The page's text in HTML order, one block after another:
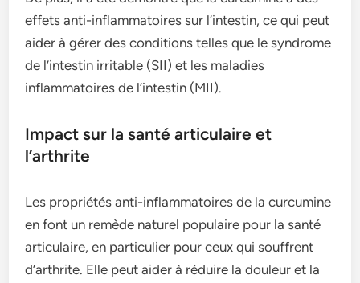
effets anti-inflammatoires sur l’intestin, ce qui peut
aider à gérer des conditions telles que le syndrome
de l’intestin irritable (SII) et les maladies
inflammatoires de l’intestin (MII).
Impact sur la santé articulaire et
l’arthrite
Les propriétés anti-inflammatoires de la curcumine
en font un remède naturel populaire pour la santé
articulaire, en particulier pour ceux qui souffrent
d’arthrite. Elle peut aider à réduire la douleur et la